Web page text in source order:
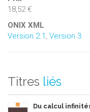
18,52 €
ONIX XML
Version 2.1 Version 3
Titres liés
Du calcul